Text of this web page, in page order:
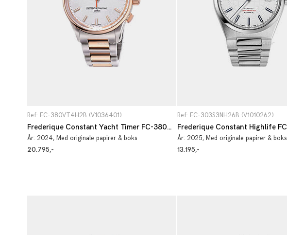
Ref: FC-380VT4H2B (V1036401)
Frederique Constant Yacht Timer FC-380VT4H2B
År: 2024, Med originale papirer & boks
20.795,-
Ref: FC-303S3NH26B (V1010262)
År: 2025, Med originale papirer & boks
13.195,-